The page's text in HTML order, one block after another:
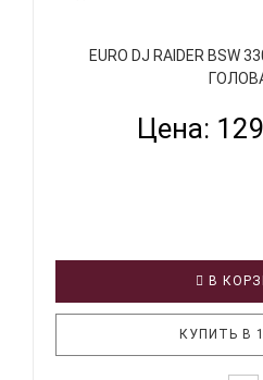
EURO DJ RAIDER
Цена:
В
КУПИТЬ В